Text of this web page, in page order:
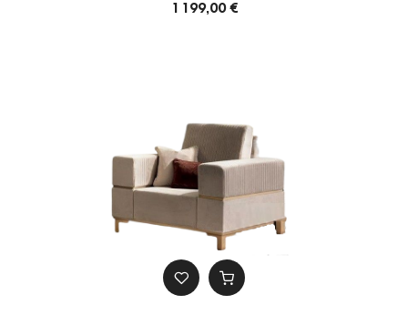
1 199,00 €